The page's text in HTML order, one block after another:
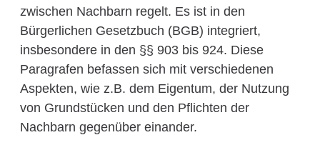
zwischen Nachbarn regelt. Es ist in den
Bürgerlichen Gesetzbuch (BGB) integriert,
insbesondere in den §§ 903 bis 924. Diese
Paragrafen befassen sich mit verschiedenen
Aspekten, wie z.B. dem Eigentum, der Nutzung
von Grundstücken und den Pflichten der
Nachbarn gegenüber einander.